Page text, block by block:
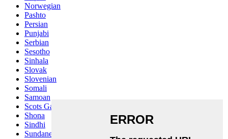
Norwegian
Pashto
Persian
Punjabi
Serbian
Sesotho
Sinhala
Slovak
Slovenian
Somali
Samoan
Scots Gaelic
Shona
Sindhi
Sundanese